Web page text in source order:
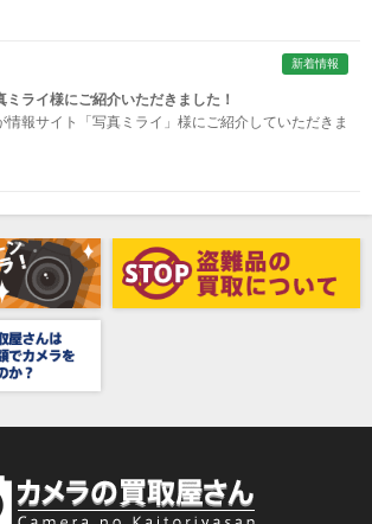
）
）
ワガミファクトリー）
）
ョン）
ブラックマジックデザイン）
ックラピッド）
新着情報
ミライ様にご紹介いただきました！
情報サイト「写真ミライ」様にご紹介していただきま